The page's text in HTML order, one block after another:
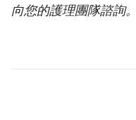
向您的護理團隊諮詢。